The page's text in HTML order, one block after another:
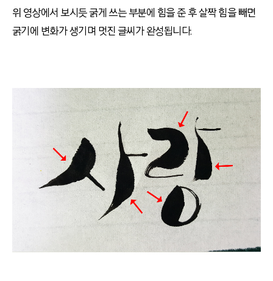
위 영상에서 보시듯 굵게 쓰는 부분에 힘을 준 후 살짝 힘을 빼면
굵기에 변화가 생기며 멋진 글씨가 완성됩니다.